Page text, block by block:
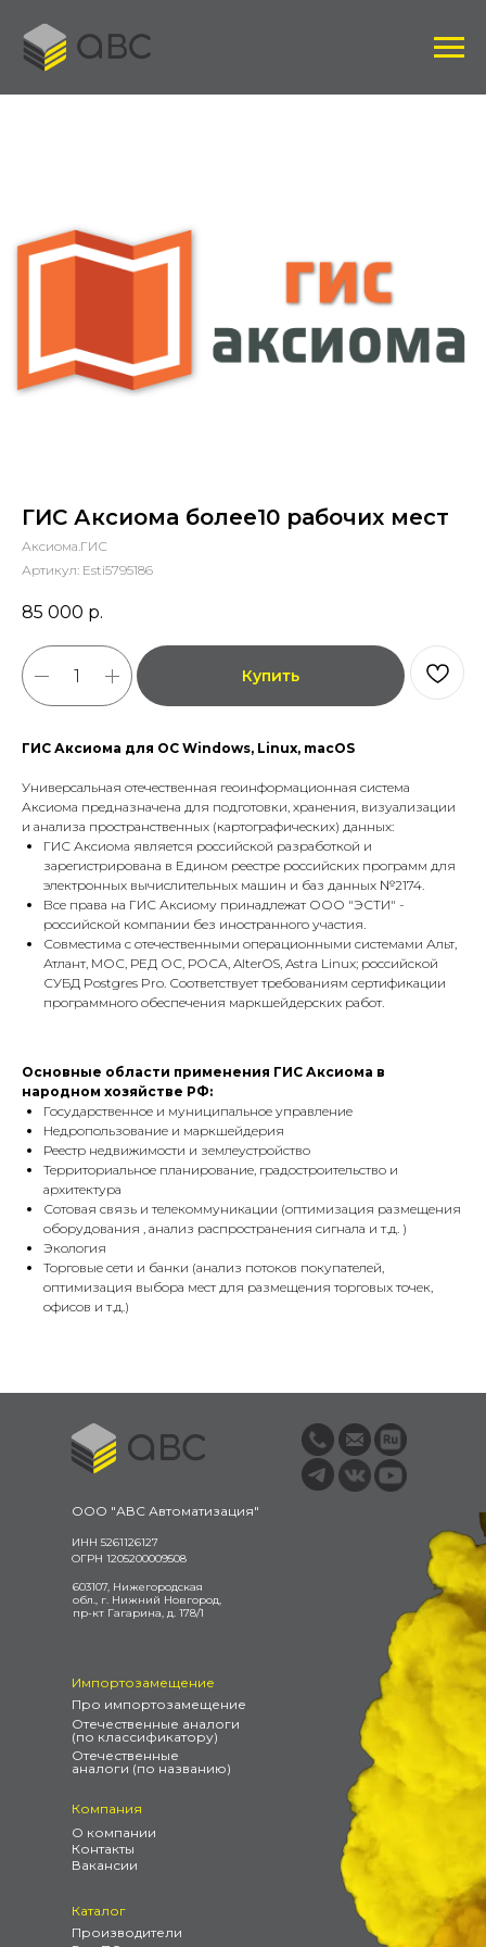
ГИС Аксиома более10 рабочих мест
Аксиома.ГИС
Артикул: Esti5795186
85 000 р.
Купить
ГИС Аксиома для ОС Windows, Linux, macOS
Универсальная отечественная геоинформационная система
Аксиома предназначена для подготовки, хранения, визуализации
и анализа пространственных (картографических) данных:
ГИС Аксиома является российской разработкой и
зарегистрирована в Едином реестре российских программ для
электронных вычислительных машин и баз данных №2174.
Все права на ГИС Аксиому принадлежат ООО "ЭСТИ" -
российской компании без иностранного участия.
Совместима с отечественными операционными системами Альт,
Атлант, МОС, РЕД ОС, РОСА, AlterOS, Astra Linux; российской
СУБД Postgres Pro. Соответствует требованиям сертификации
программного обеспечения маркшейдерских работ.
Основные области применения ГИС Аксиома в
народном хозяйстве РФ:
Государственное и муниципальное управление
Недропользование и маркшейдерия
Реестр недвижимости и землеустройство
Территориальное планирование, градостроительство и
архитектура
Сотовая связь и телекоммуникации (оптимизация размещения
оборудования , анализ распространения сигнала и т.д. )
Экология
Торговые сети и банки (анализ потоков покупателей,
оптимизация выбора мест для размещения торговых точек,
офисов и т.д.)
ИНН 5261126127
ОГРН 1205200009508
ООО "АВС Автоматизация"
603107, Нижегородская
обл., г. Нижний Новгород,
пр-кт Гагарина, д. 178/1
Производители
Каталог
Отечественные
аналоги (по названию)
Про импортозамещение
Импортозамещение
Отечественные аналоги
(по классификатору)
Контакты
О компании
Компания
Вакансии